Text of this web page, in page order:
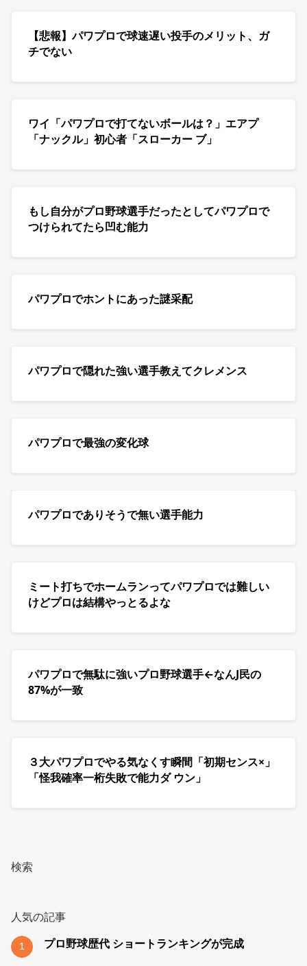
【悲報】パワプロで球速遅い投手のメリット、ガ
チでない
ワイ「パワプロで打てないボールは？」エアプ
「ナックル」初心者「スローカー ブ」
もし自分がプロ野球選手だったとしてパワプロで
つけられてたら凹む能力
パワプロでホントにあった謎采配
パワプロで隠れた強い選手教えてクレメンス
パワプロで最強の変化球
パワプロでありそうで無い選手能力
ミート打ちでホームランってパワプロでは難しい
けどプロは結構やっとるよな
パワプロで無駄に強いプロ野球選手←なんJ民の
87%が一致
３大パワプロでやる気なくす瞬間「初期センス×」
「怪我確率一桁失敗で能力ダ ウン」
検索
人気の記事
1 プロ野球歴代 ショートランキングが完成